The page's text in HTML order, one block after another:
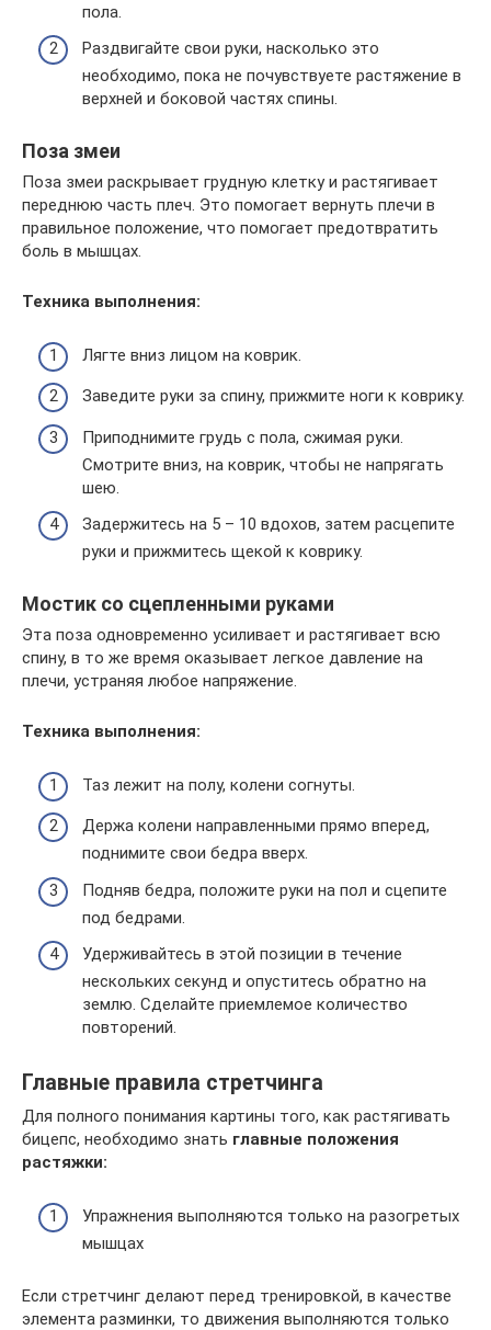
пола.
Раздвигайте свои руки, насколько это
необходимо, пока не почувствуете растяжение в
верхней и боковой частях спины.
Поза змеи
Поза змеи раскрывает грудную клетку и растягивает
переднюю часть плеч. Это помогает вернуть плечи в
правильное положение, что помогает предотвратить
боль в мышцах.
Техника выполнения:
Лягте вниз лицом на коврик.
Заведите руки за спину, прижмите ноги к коврику.
Приподнимите грудь с пола, сжимая руки.
Смотрите вниз, на коврик, чтобы не напрягать
шею.
Задержитесь на 5 – 10 вдохов, затем расцепите
руки и прижмитесь щекой к коврику.
Мостик со сцепленными руками
Эта поза одновременно усиливает и растягивает всю
спину, в то же время оказывает легкое давление на
плечи, устраняя любое напряжение.
Техника выполнения:
Таз лежит на полу, колени согнуты.
Держа колени направленными прямо вперед,
поднимите свои бедра вверх.
Подняв бедра, положите руки на пол и сцепите
под бедрами.
Удерживайтесь в этой позиции в течение
нескольких секунд и опуститесь обратно на
землю. Сделайте приемлемое количество
повторений.
Главные правила стретчинга
Для полного понимания картины того, как растягивать
бицепс, необходимо знать главные положения
растяжки:
Упражнения выполняются только на разогретых
мышцах
Если стретчинг делают перед тренировкой, в качестве
элемента разминки, то движения выполняются только